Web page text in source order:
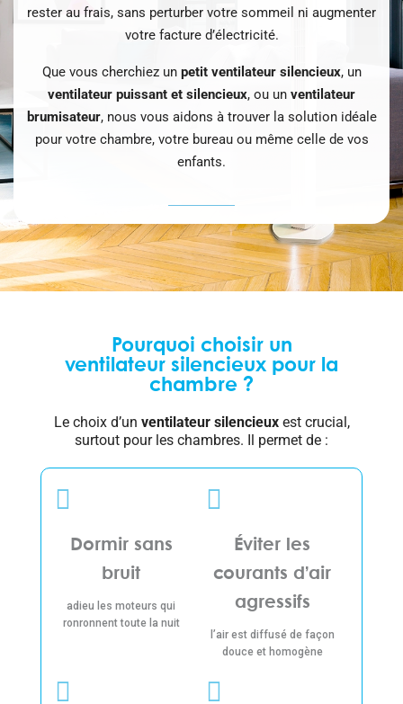
rester au frais, sans perturber votre sommeil ni augmenter
votre facture d’électricité.
Que vous cherchiez un petit ventilateur silencieux, un
ventilateur puissant et silencieux, ou un ventilateur
brumisateur, nous vous aidons à trouver la solution idéale
pour votre chambre, votre bureau ou même celle de vos
enfants.
Pourquoi choisir un
ventilateur silencieux pour la
chambre ?
Le choix d’un ventilateur silencieuxest crucial,
surtout pour les chambres. Il permet de :
Dormir sans
bruit
adieu les moteurs qui
ronronnent toute la nuit
Éviter les
courants d’air
agressifs
l’air est diffusé de façon
douce et homogène